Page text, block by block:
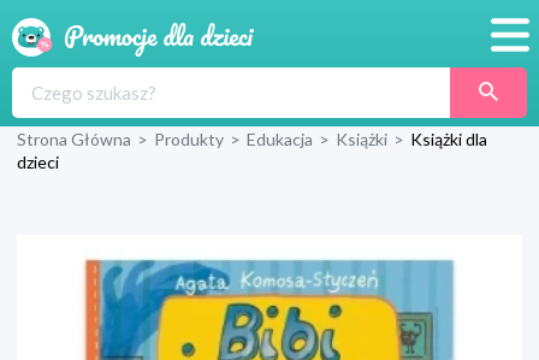
Produkty
Blog
Wyprawka
Strona Główna > Produkty > Edukacja > Książki > Książki dla
dzieci